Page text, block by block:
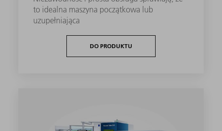
to idealna maszyna początkowa lub
uzupełniająca
DO PRODUKTU